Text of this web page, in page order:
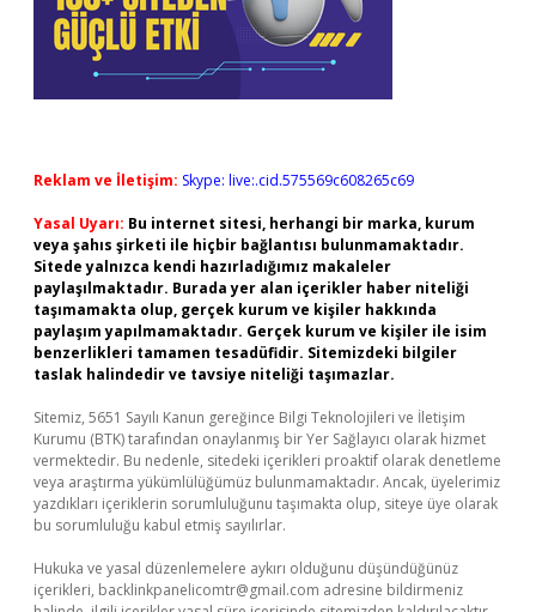
Reklam ve İletişim: Skype: live:.cid.575569c608265c69
Yasal Uyarı: Bu internet sitesi, herhangi bir marka, kurum
veya şahıs şirketi ile hiçbir bağlantısı bulunmamaktadır.
Sitede yalnızca kendi hazırladığımız makaleler
paylaşılmaktadır. Burada yer alan içerikler haber niteliği
taşımamakta olup, gerçek kurum ve kişiler hakkında
paylaşım yapılmamaktadır. Gerçek kurum ve kişiler ile isim
benzerlikleri tamamen tesadüfidir. Sitemizdeki bilgiler
taslak halindedir ve tavsiye niteliği taşımazlar.
Sitemiz, 5651 Sayılı Kanun gereğince Bilgi Teknolojileri ve İletişim
Kurumu (BTK) tarafından onaylanmış bir Yer Sağlayıcı olarak hizmet
vermektedir. Bu nedenle, sitedeki içerikleri proaktif olarak denetleme
veya araştırma yükümlülüğümüz bulunmamaktadır. Ancak, üyelerimiz
yazdıkları içeriklerin sorumluluğunu taşımakta olup, siteye üye olarak
bu sorumluluğu kabul etmiş sayılırlar.
Hukuka ve yasal düzenlemelere aykırı olduğunu düşündüğünüz
içerikleri, backlinkpanelicomtr@gmail.com adresine bildirmeniz